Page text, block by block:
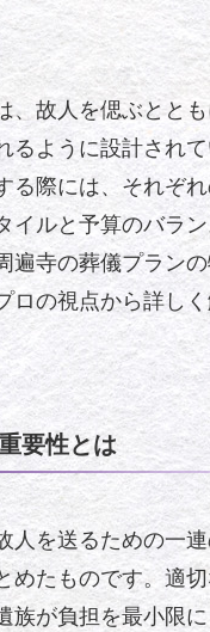
、故人を偲ぶとと
るように設計され
る際には、それぞ
イルと予算のバラ
遍寺の葬儀プラン
ロの視点から詳しく
要性とは
人を送るための一
めたものです。適
族が負担を最小限